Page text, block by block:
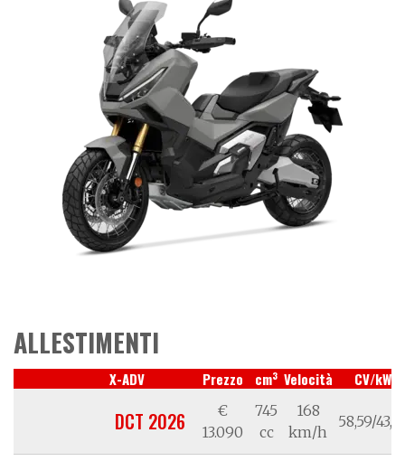
ALLESTIMENTI
X-ADV Prezzo cm3 Velocità CV/kW
DCT 2026
€
13.090
745
cc
168
km/h
58,59/